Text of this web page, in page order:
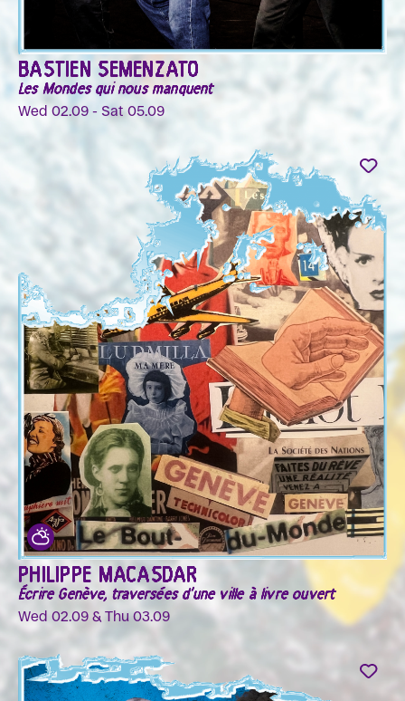
BASTIEN SEMENZATO
Les Mondes qui nous manquent
Wed 02.09 - Sat 05.09
PHILIPPE MACASDAR
Écrire Genève, traversées d'une ville à livre ouvert
Wed 02.09 & Thu 03.09